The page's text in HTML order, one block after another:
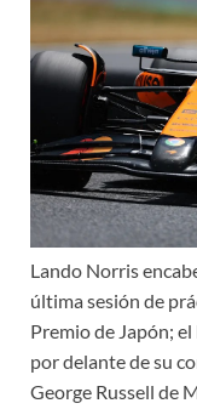
Lando Norris
última sesión de
Premio de Japón;
por delante de su
George Russell de